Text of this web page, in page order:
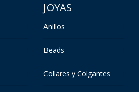
JOYAS
Anillos
Beads
Collares y Colgantes